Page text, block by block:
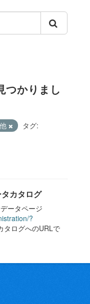
つかりまし
タグ:
カタログ
ータページ
?
タログへのURLで